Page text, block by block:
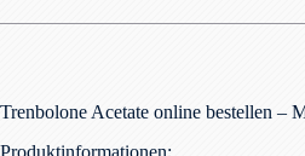
Trenbolone Acetate online bestellen –
Produktinformationen: